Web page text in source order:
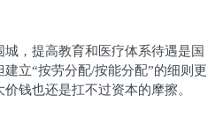
了一次调研，最终得出的结
不仅没有下降反而上升了
，提高教育和医疗体系待遇是国
立“按劳分配/按能分配”的细则更
钱也还是扛不过资本的摩擦。